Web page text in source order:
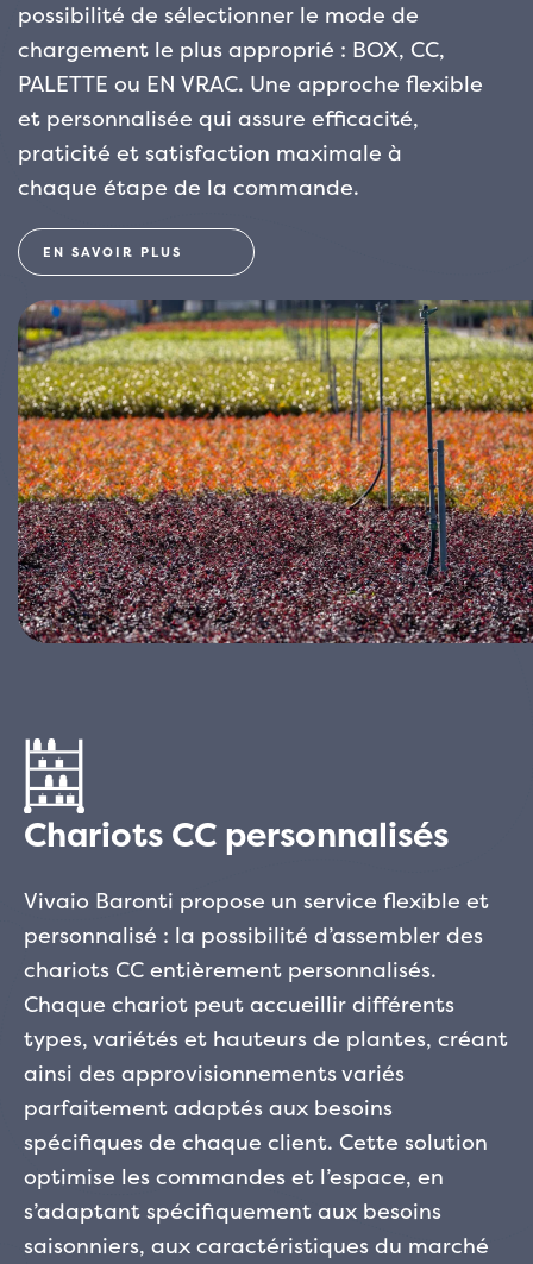
possibilité de sélectionner le mode de
chargement le plus approprié : BOX, CC,
PALETTE ou EN VRAC. Une approche flexible
et personnalisée qui assure efficacité,
praticité et satisfaction maximale à
chaque étape de la commande.
EN SAVOIR PLUS
Chariots CC personnalisés
Vivaio Baronti propose un service flexible et
personnalisé : la possibilité d’assembler des
chariots CC entièrement personnalisés.
Chaque chariot peut accueillir différents
types, variétés et hauteurs de plantes, créant
ainsi des approvisionnements variés
parfaitement adaptés aux besoins
spécifiques de chaque client. Cette solution
optimise les commandes et l’espace, en
s’adaptant spécifiquement aux besoins
saisonniers, aux caractéristiques du marché